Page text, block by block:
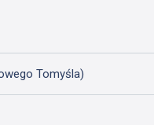
Tomyśla)